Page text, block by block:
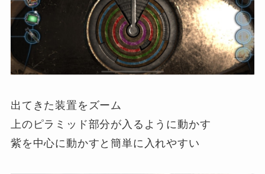
出てきた装置をズーム
上のピラミッド部分が入るように動かす
紫を中心に動かすと簡単に入れやすい